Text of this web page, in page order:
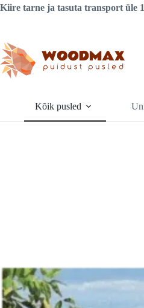
Liigu
Kiire tarne ja tasuta transport üle
Kõik pusled